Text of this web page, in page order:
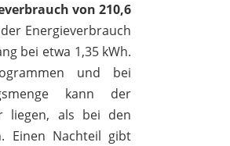
von 210,6
Energieverbrauch
bei etwa 1,35 kWh.
und bei
kann der
liegen, als bei den
Einen Nachteil gibt